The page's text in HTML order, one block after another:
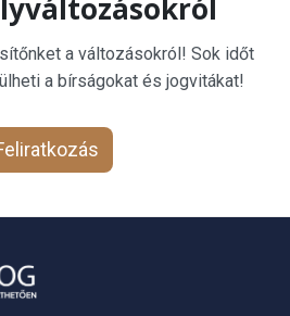
a változásokról! Sok időt
a bírságokat és jogvitákat!